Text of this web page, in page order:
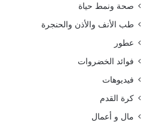
صحة ونمط حياة
طب الأنف والأذن والحنجرة
عطور
فوائد الخضروات
فيديوهات
كرة القدم
مال و أعمال